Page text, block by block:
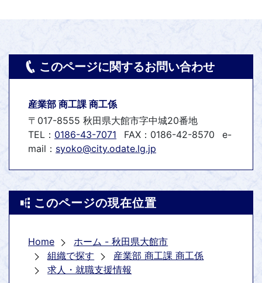
このページに関するお問い合わせ
産業部 商工課 商工係
〒017-8555 秋田県大館市字中城20番地
TEL： 0186-43-7071 FAX：0186-42-8570
e-
mail： syoko@city.odate.lg.jp
このページの現在位置
Home
ホーム - 秋田県大館市
組織で探す
産業部 商工課 商工係
求人・就職支援情報